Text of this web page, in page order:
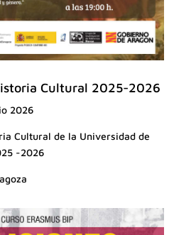
Cultural 2025-2026
2026
Cultural de la Universidad de
-2026